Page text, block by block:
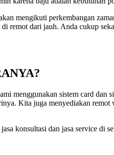
mengikuti perkembangan
remot dari jauh. Anda cukup
menggunakan sistem card dan
Kita juga menyediakan remot
konsultasi dan jasa service di